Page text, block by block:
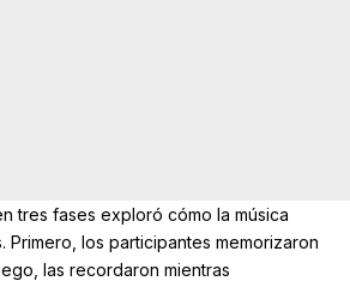
tres fases exploró cómo la música
Primero, los participantes memorizaron
las recordaron mientras